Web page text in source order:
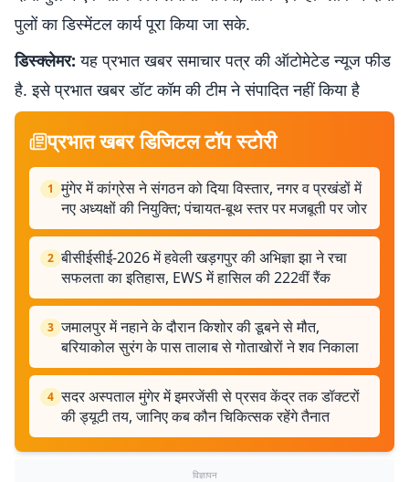
पुलों का डिस्मेंटल कार्य पूरा किया जा सके.
डिस्क्लेमर: यह प्रभात खबर समाचार पत्र की ऑटोमेटेड न्यूज फीड
है. इसे प्रभात खबर डॉट कॉम की टीम ने संपादित नहीं किया है
प्रभात खबर डिजिटल टॉप स्टोरी
1 मुंगेर में कांग्रेस ने संगठन को दिया विस्तार, नगर व प्रखंडों में
नए अध्यक्षों की नियुक्ति; पंचायत-बूथ स्तर पर मजबूती पर जोर
2 बीसीईसीई-2026 में हवेली खड़गपुर की अभिज्ञा झा ने रचा
सफलता का इतिहास, EWS में हासिल की 222वीं रैंक
3 जमालपुर में नहाने के दौरान किशोर की डूबने से मौत,
बरियाकोल सुरंग के पास तालाब से गोताखोरों ने शव निकाला
4 सदर अस्पताल मुंगेर में इमरजेंसी से प्रसव केंद्र तक डॉक्टरों
की ड्यूटी तय, जानिए कब कौन चिकित्सक रहेंगे तैनात
विज्ञापन